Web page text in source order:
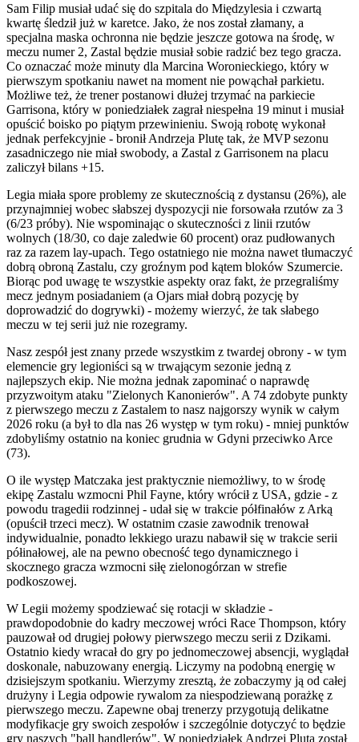
Sam Filip musiał udać się do szpitala do Międzylesia i czwartą
kwartę śledził już w karetce. Jako, że nos został złamany, a
specjalna maska ochronna nie będzie jeszcze gotowa na środę, w
meczu numer 2, Zastal będzie musiał sobie radzić bez tego gracza.
Co oznaczać może minuty dla Marcina Woronieckiego, który w
pierwszym spotkaniu nawet na moment nie powąchał parkietu.
Możliwe też, że trener postanowi dłużej trzymać na parkiecie
Garrisona, który w poniedziałek zagrał niespełna 19 minut i musiał
opuścić boisko po piątym przewinieniu. Swoją robotę wykonał
jednak perfekcyjnie - bronił Andrzeja Plutę tak, że MVP sezonu
zasadniczego nie miał swobody, a Zastal z Garrisonem na placu
zaliczył bilans +15.
Legia miała spore problemy ze skutecznością z dystansu (26%), ale
przynajmniej wobec słabszej dyspozycji nie forsowała rzutów za 3
(6/23 próby). Nie wspominając o skuteczności z linii rzutów
wolnych (18/30, co daje zaledwie 60 procent) oraz pudłowanych
raz za razem lay-upach. Tego ostatniego nie można nawet tłumaczyć
dobrą obroną Zastalu, czy groźnym pod kątem bloków Szumercie.
Biorąc pod uwagę te wszystkie aspekty oraz fakt, że przegraliśmy
mecz jednym posiadaniem (a Ojars miał dobrą pozycję by
doprowadzić do dogrywki) - możemy wierzyć, że tak słabego
meczu w tej serii już nie rozegramy.
Nasz zespół jest znany przede wszystkim z twardej obrony - w tym
elemencie gry legioniści są w trwającym sezonie jedną z
najlepszych ekip. Nie można jednak zapominać o naprawdę
przyzwoitym ataku "Zielonych Kanonierów". A 74 zdobyte punkty
z pierwszego meczu z Zastalem to nasz najgorszy wynik w całym
2026 roku (a był to dla nas 26 występ w tym roku) - mniej punktów
zdobyliśmy ostatnio na koniec grudnia w Gdyni przeciwko Arce
(73).
O ile występ Matczaka jest praktycznie niemożliwy, to w środę
ekipę Zastalu wzmocni Phil Fayne, który wrócił z USA, gdzie - z
powodu tragedii rodzinnej - udał się w trakcie półfinałów z Arką
(opuścił trzeci mecz). W ostatnim czasie zawodnik trenował
indywidualnie, ponadto lekkiego urazu nabawił się w trakcie serii
półinałowej, ale na pewno obecność tego dynamicznego i
skocznego gracza wzmocni siłę zielonogórzan w strefie
podkoszowej.
W Legii możemy spodziewać się rotacji w składzie -
prawdopodobnie do kadry meczowej wróci Race Thompson, który
pauzował od drugiej połowy pierwszego meczu serii z Dzikami.
Ostatnio kiedy wracał do gry po jednomeczowej absencji, wyglądał
doskonale, nabuzowany energią. Liczymy na podobną energię w
dzisiejszym spotkaniu. Wierzymy zresztą, że zobaczymy ją od całej
drużyny i Legia odpowie rywalom za niespodziewaną porażkę z
pierwszego meczu. Zapewne obaj trenerzy przygotują delikatne
modyfikacje gry swoich zespołów i szczególnie dotyczyć to będzie
gry naszych "ball handlerów". W poniedziałek Andrzej Pluta został